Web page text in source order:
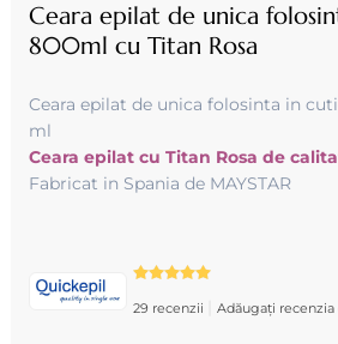
Ceara epilat de unica
800ml cu Titan Rosa
Ceara epilat de unica folosinta in
ml
Ceara epilat cu Titan Rosa de
Fabricat in Spania de MAYSTAR
29 recenzii Adăugați recenzia